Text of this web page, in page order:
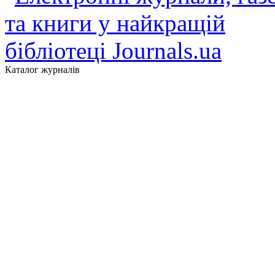
Каталог журналів